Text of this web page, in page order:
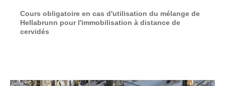
Cours obligatoire en cas d'utilisation du mélange de
Hellabrunn pour l'immobilisation à distance de
cervidés